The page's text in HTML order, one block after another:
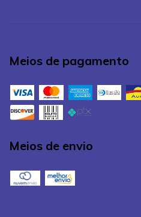
Meios de pagamento
Meios de envio